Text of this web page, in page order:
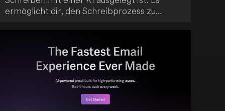
ermöglicht dir, den Schreibprozess zu
Flexibilität, Texte sowohl am Ende als auch in
der Mitte mit Hilfe der KI zu ergänzen.